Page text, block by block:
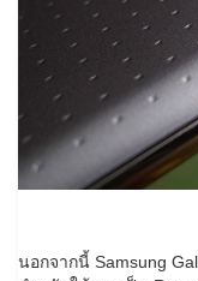
นอกจากนี้ Samsung